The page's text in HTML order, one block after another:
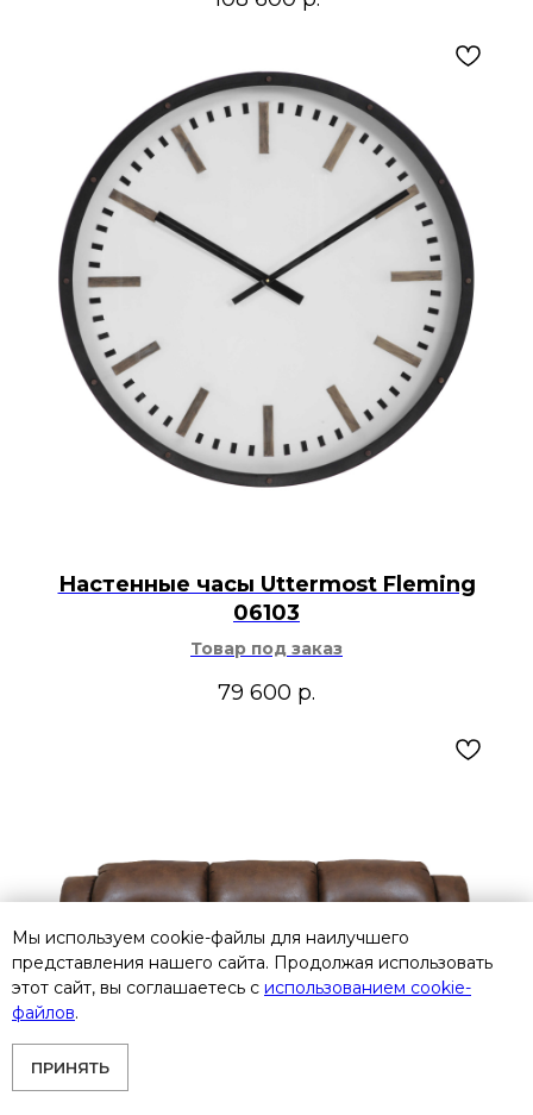
Настенные часы Uttermost Fleming
06103
Товар под заказ
79 600 р.
Мы используем cookie-файлы для наилучшего
представления нашего сайта. Продолжая использовать
этот сайт, вы соглашаетесь с использованием cookie-
файлов.
ПРИНЯТЬ